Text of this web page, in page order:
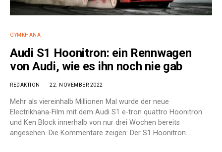
GYMKHANA
Audi S1 Hoonitron: ein Rennwagen
von Audi, wie es ihn noch nie gab
REDAKTION 22. NOVEMBER 2022
Mehr als viereinhalb Millionen Mal wurde der neue
Electrikhana-Film mit dem Audi S1 e-tron quattro Hoonitron
und Ken Block innerhalb von nur drei Wochen bereits
angesehen. Die Kommentare zeigen: Der S1 Hoonitron…